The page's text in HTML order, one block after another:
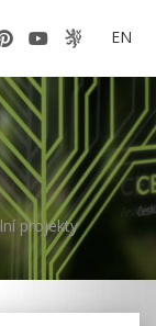
EN
projekty